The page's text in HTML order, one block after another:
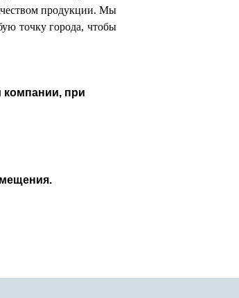
продукции. Мы
точку города, чтобы
компании, при